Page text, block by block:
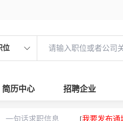
位
简历中心 招聘企业
一句话求职信息 [我要发布通